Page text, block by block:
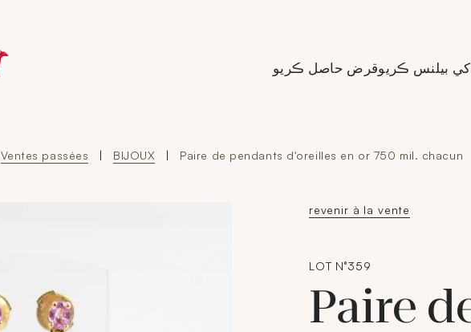
Aller à l'accueil de Crédit Municipal de Paris
قرض حاصل ڪريوبيلنس ڪريو
Ventes passées | BIJOUX | Paire de pendants d'oreilles en or 750 mil. chacun
revenir à la vente
LOT N°359
Paire